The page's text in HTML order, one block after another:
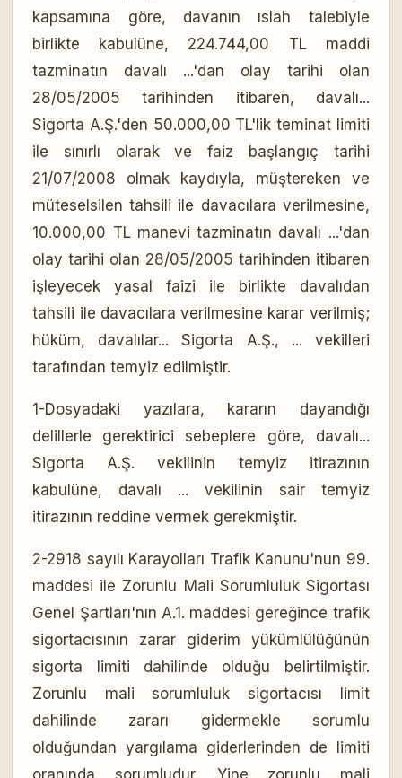
kapsamına göre, davanın ıslah talebiyle
birlikte kabulüne, 224.744,00 TL maddi
tazminatın davalı ...'dan olay tarihi olan
28/05/2005 tarihinden itibaren, davalı...
Sigorta A.Ş.'den 50.000,00 TL'lik teminat limiti
ile sınırlı olarak ve faiz başlangıç tarihi
21/07/2008 olmak kaydıyla, müştereken ve
müteselsilen tahsili ile davacılara verilmesine,
10.000,00 TL manevi tazminatın davalı ...'dan
olay tarihi olan 28/05/2005 tarihinden itibaren
işleyecek yasal faizi ile birlikte davalıdan
tahsili ile davacılara verilmesine karar verilmiş;
hüküm, davalılar... Sigorta A.Ş., ... vekilleri
tarafından temyiz edilmiştir.
1-Dosyadaki yazılara, kararın dayandığı
delillerle gerektirici sebeplere göre, davalı...
Sigorta A.Ş. vekilinin temyiz itirazının
kabulüne, davalı ... vekilinin sair temyiz
itirazının reddine vermek gerekmiştir.
2-2918 sayılı Karayolları Trafik Kanunu'nun 99.
maddesi ile Zorunlu Mali Sorumluluk Sigortası
Genel Şartları'nın A.1. maddesi gereğince trafik
sigortacısının zarar giderim yükümlülüğünün
sigorta limiti dahilinde olduğu belirtilmiştir.
Zorunlu mali sorumluluk sigortacısı limit
dahilinde zararı gidermekle sorumlu
olduğundan yargılama giderlerinden de limiti
oranında sorumludur. Yine zorunlu mali